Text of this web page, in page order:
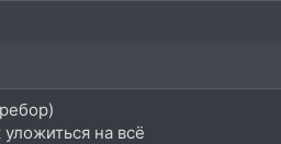
на всё